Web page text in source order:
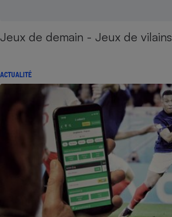
Jeux de demain - Jeux de vilains
ACTUALITÉ